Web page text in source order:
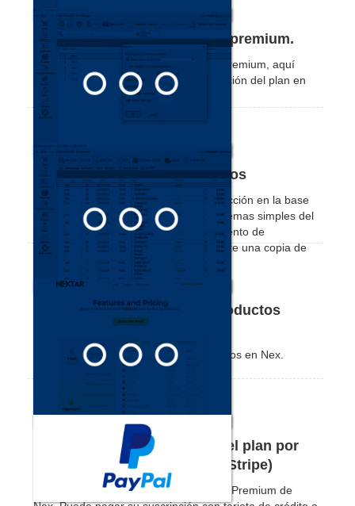
Actualizar los datos del plan premium.
Si ya realizaste el pago de tu licencia premium, aquí
aprenderás como actualizar la información del plan en
tu NEX.
Cómo corregir la base de datos
Te mostramos cómo realizar una corrección en la base
de datos en tu Nex para resolver problemas simples del
sistema. Antes de realizar el procedimiento de
corrección, Nex realiza automáticamente una copia de
seguridad de su base de datos.
Cómo hacer una venta de productos
fraccionados
Vea cómo vender productos fraccionados en Nex.
Cómo suscribirse o renovar el plan por
tarjeta de crédito (Pagar por Stripe)
Vea cómo suscribirse o renovar el plan Premium de